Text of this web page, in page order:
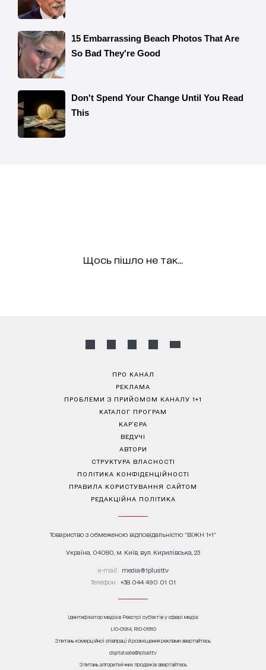
Щось пішло не так...
ПРО КАНАЛ
РЕКЛАМА
ПРОБЛЕМИ З ПРИЙОМОМ КАНАЛУ 1+1
КАТАЛОГ ПРОГРАМ
КАР’ЄРА
ВЕДУЧІ
АВТОРИ
СТРУКТУРА ВЛАСНОСТІ
ПОЛІТИКА КОНФІДЕНЦІЙНОСТІ
ПРАВИЛА КОРИСТУВАННЯ САЙТОМ
РЕДАКЦІЙНА ПОЛІТИКА
Товариство з обмеженою відповідальністю "ВІЖН 1+1"
Україна, 04080, м. Київ, вул. Кирилівська, 23
е-mail: media@1plus1.tv
Телефон: +38 044 490 01 01
Ідентифікатор медіа в Реєстрі суб’єктів у сфері медіа:
L10-01914, R10-01810
З питань комерційної співпраці й розміщення реклами звертайтесь
digital.sale@1plus1.tv
З питань алгоритмічних продажів звертайтесь